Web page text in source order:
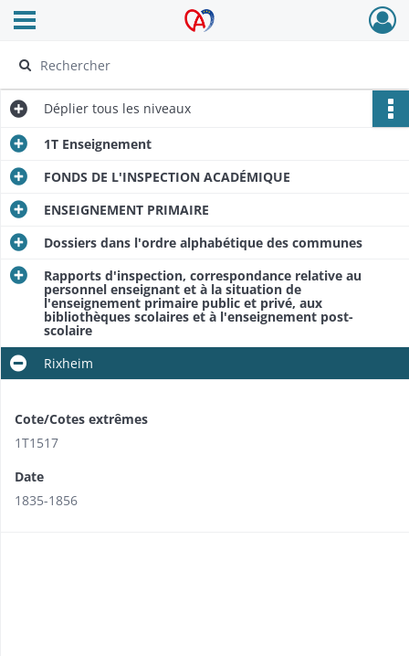
Archives Alsace - Colmar
Ouvrir le menu déroulant
Déplier tous les niveaux
1T Enseignement
FONDS DE L'INSPECTION ACADÉMIQUE
ENSEIGNEMENT PRIMAIRE
Dossiers dans l'ordre alphabétique des communes
Rapports d'inspection, correspondance relative au
personnel enseignant et à la situation de
l'enseignement primaire public et privé, aux
bibliothèques scolaires et à l'enseignement post-
scolaire
Rixheim
Cote/Cotes extrêmes
1T1517
Date
1835-1856